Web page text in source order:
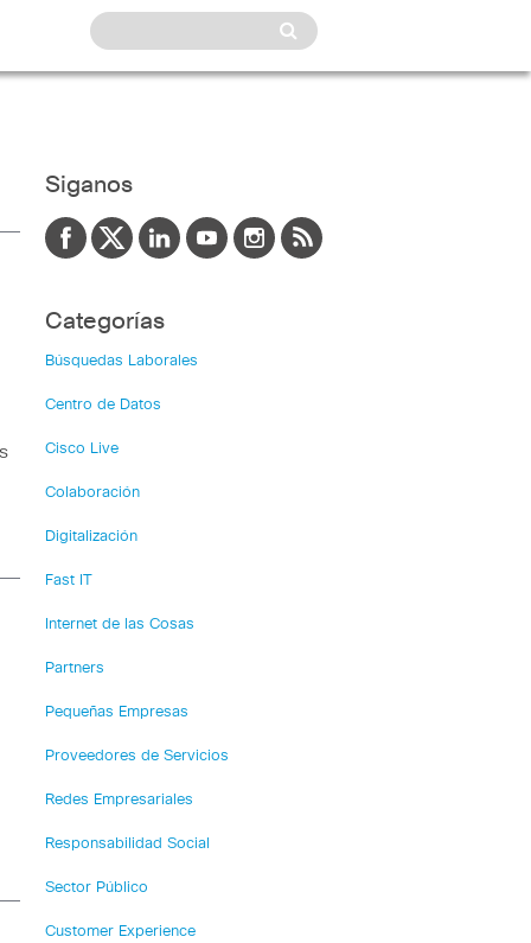
Siganos
Categorías
Búsquedas Laborales
Centro de Datos
Cisco Live
Colaboración
Digitalización
Fast IT
Internet de las Cosas
Partners
Pequeñas Empresas
Proveedores de Servicios
Redes Empresariales
Responsabilidad Social
Sector Público
Customer Experience